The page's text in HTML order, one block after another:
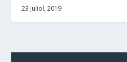
23 Juliol, 2019